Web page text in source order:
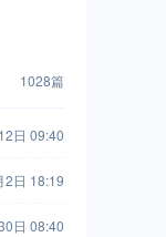
1028篇
日 09:40
2日 18:19
日 08:40